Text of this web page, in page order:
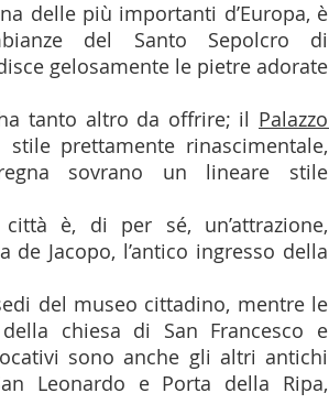
28 - PAPPAMONDO.TV
ESTERO 32 - MADE IN ITALY
delle più importanti d’Europa, è
del Santo Sepolcro di
gelosamente le pietre adorate
tanto altro da offrire; il Palazzo
prettamente rinascimentale,
sovrano un lineare stile
è, di per sé, un’attrazione,
Jacopo, l’antico ingresso della
del museo cittadino, mentre le
chiesa di San Francesco e
sono anche gli altri antichi
Leonardo e Porta della Ripa,